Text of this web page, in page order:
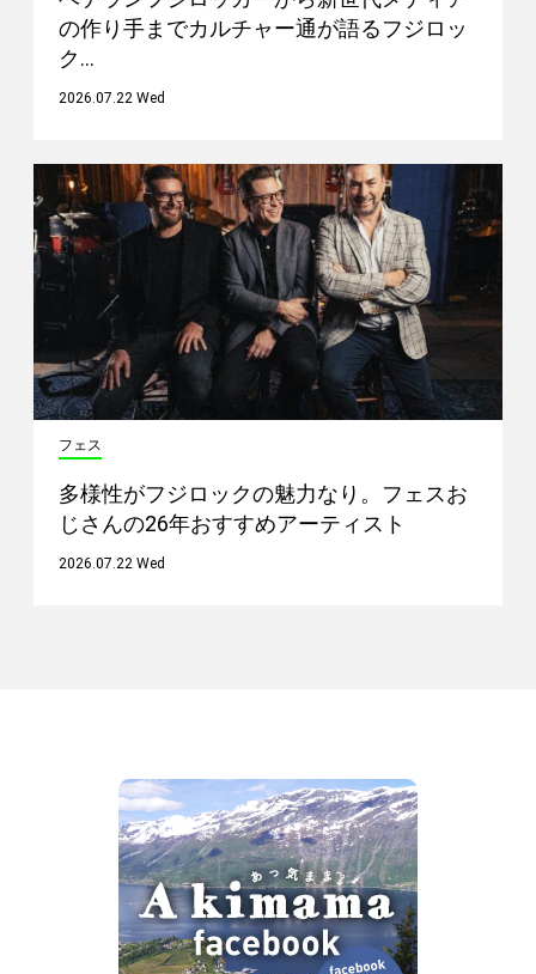
の作り手までカルチャー通が語るフジロッ
ク…
2026.07.22 Wed
フェス
多様性がフジロックの魅力なり。フェスお
じさんの26年おすすめアーティスト
2026.07.22 Wed